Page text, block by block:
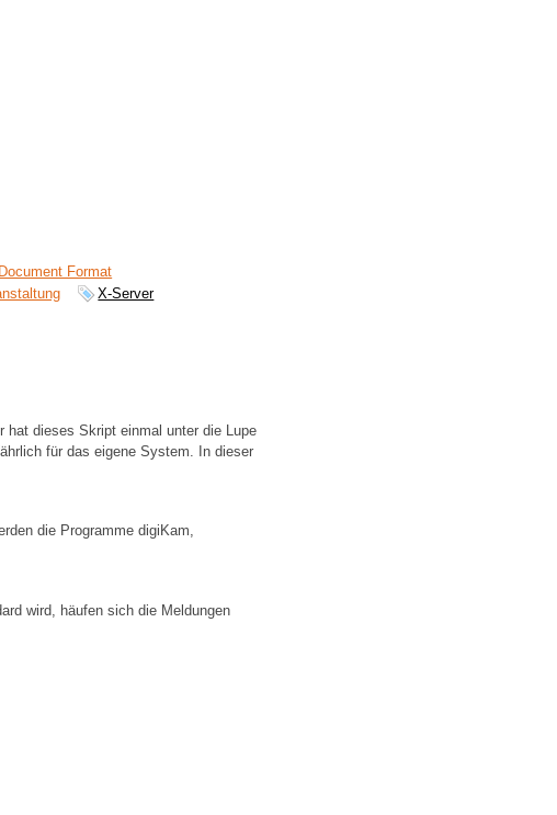
Format
X-Server
dieses Skript einmal unter die Lupe
für das eigene System. In dieser
die Programme digiKam,
wird, häufen sich die Meldungen